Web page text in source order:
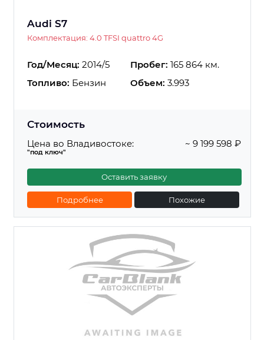
Audi S7
Комплектация: 4.0 TFSI quattro 4G
Год/Месяц: 2014/5 Пробег: 165 864 км.
Топливо: Бензин Объем: 3.993
Стоимость
Цена во Владивостоке:
"под ключ"
~ 9 199 598 ₽
Оставить заявку
Подробнее Похожие